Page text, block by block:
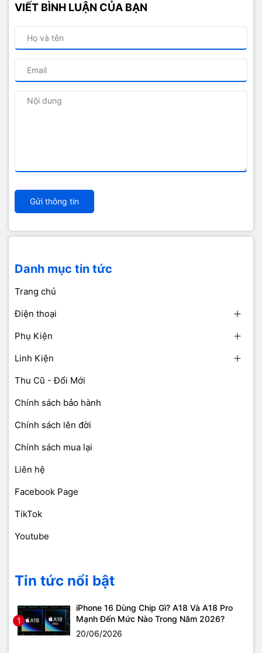
VIẾT BÌNH LUẬN CỦA BẠN
Gửi thông tin
Danh mục tin tức
Trang chủ
Điện thoại
Phụ Kiện
Linh Kiện
Thu Cũ - Đổi Mới
Chính sách bảo hành
Chính sách lên đời
Chính sách mua lại
Liên hệ
Facebook Page
TikTok
Youtube
Tin tức nổi bật
1
iPhone 16 Dùng Chip Gì? A18 Và A18 Pro
Mạnh Đến Mức Nào Trong Năm 2026?
20/06/2026